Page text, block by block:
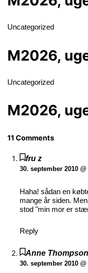
Uncategorized
M2026,
Uncategorized
M2026,
11 Comments
fru z
30. september 2010 @
Haha! sådan en
mange år siden.
stod "min mor er
Reply
Anne Thompson
30. september 2010 @